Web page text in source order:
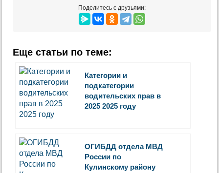
Поделитесь с друзьями:
Еще статьи по теме:
Категории и
подкатегории
водительских прав в
2025 2025 году
ОГИБДД отдела МВД
России по
Кулинскому району